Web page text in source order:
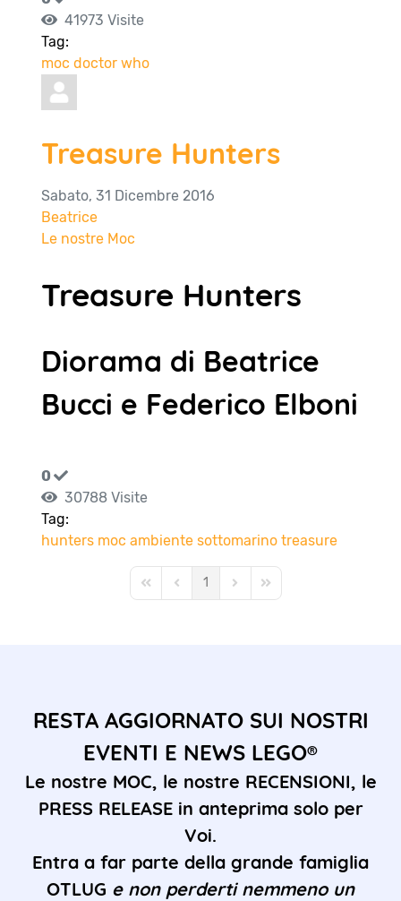
41973 Visite
Tag:
moc doctor who
Treasure Hunters
Sabato, 31 Dicembre 2016
Beatrice
Le nostre Moc
Treasure Hunters
Diorama di Beatrice
Bucci e Federico Elboni
0
30788 Visite
Tag:
hunters moc ambiente sottomarino treasure
First PagePrevious Page
1 Next PageLast Page
RESTA AGGIORNATO SUI NOSTRI
EVENTI E NEWS LEGO®
Le nostre MOC, le nostre RECENSIONI, le
PRESS RELEASE in anteprima solo per
Voi.
Entra a far parte della grande famiglia
OTLUG e non perderti nemmeno un